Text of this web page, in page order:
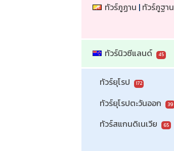
ทัวร์ภูฏาน | ทัวร์ภูฐาน
ทัวร์นิวซีแลนด์ 45
ทัวร์ยุโรป 172
ทัวร์ยุโรปตะวันออก 39
ทัวร์สแกนดิเนเวีย 65